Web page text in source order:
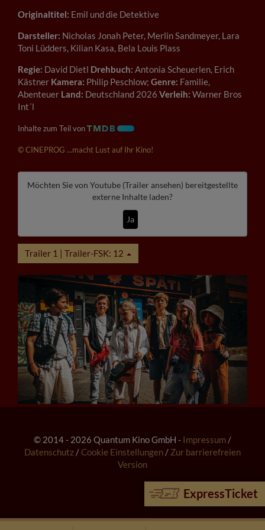
ExpressTicket
Originaltitel: Emil und die Detektive
Darsteller: Nicholas Jonah Peter, Merlin Sandmeyer, Lara
Toni Lüdders, Kilian Kasa, Bela Louis Plass
Regie: David Dietl Drehbuch: Antonia Scheuerlen, Erich
Kästner Kamera: Philip Peschlow; Genre: Familie,
Abenteuer Land: Deutschland 2026 Verleih: Warner Bros
Int´l
Inhalte zum Teil von
© CINEPROG ...macht Lust auf Ihr Kino!
Möchten Sie von Youtube (Trailer ansehen) bereitgestellte
externe Inhalte laden?
Ja
Trailer 1 | Trailer-FSK: 12
© 2014 - 2026 Quantum Kino GmbH - Impressum /
Datenschutz / Cookie Einstellungen / Zur barrierefreien
Version